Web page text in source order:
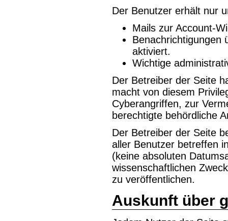
Der Benutzer erhält nur
Mails zur Account-
Benachrichtigungen
aktiviert.
Wichtige
Der Betreiber der Seite
macht von diesem
Cyberangriffen, zur
berechtigte behördliche
Der Betreiber der Seite
aller Benutzer betreffen
(keine absoluten
wissenschaftlichen
zu veröffentlichen.
Auskunft über